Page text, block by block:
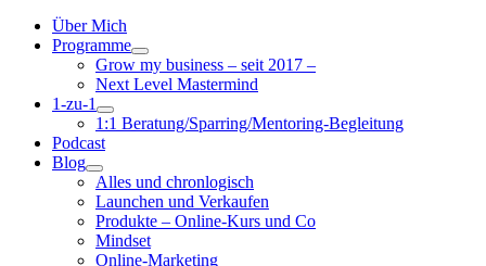
Über Mich
Programme
Grow my business – seit 2017 –
Next Level Mastermind
1-zu-1
1:1 Beratung/Sparring/Mentoring-Begleitung
Podcast
Blog
Alles und chronlogisch
Launchen und Verkaufen
Produkte – Online-Kurs und Co
Mindset
Online-Marketing